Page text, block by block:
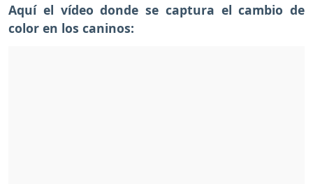
Aquí el vídeo donde se captura el cambio de
color en los caninos: